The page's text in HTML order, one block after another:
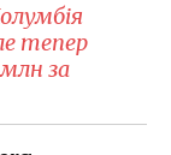
тепер
за